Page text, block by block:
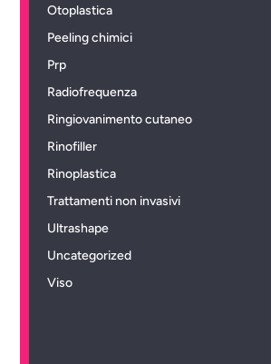
Otoplastica
Peeling chimici
Prp
Radiofrequenza
Ringiovanimento cutaneo
Rinofiller
Rinoplastica
Trattamenti non invasivi
Ultrashape
Uncategorized
Viso